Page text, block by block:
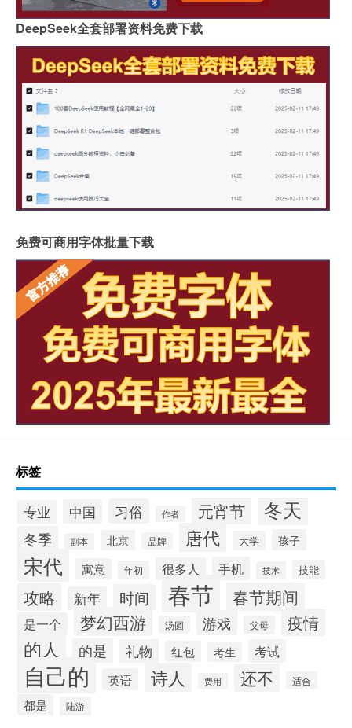
DeepSeek全套部署资料免费下载
免费可商用字体批量下载
标签
专业 中国 习俗 作者 元宵节 冬天
冬季 副本 北京 品牌 唐代 大学 孩子
宋代 寓意 年初 很多人 手机 技术 技能
攻略 新年 时间 春节 春节期间
是一个 梦幻西游 汤圆 游戏 父母 疫情
的人 的是 礼物 红包 考生 考试
自己的 英语 诗人 费用 还不 适合
都是 陆游